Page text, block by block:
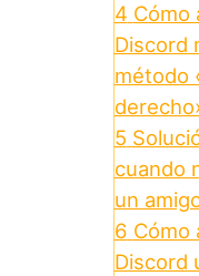
4 Cómo
Discord
método
5
cuando
un
6 Cómo
Discord